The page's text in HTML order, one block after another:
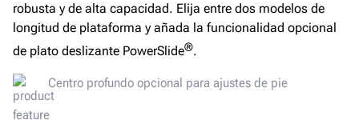
robusta y de alta capacidad. Elija entre dos modelos de
longitud de plataforma y añada la funcionalidad opcional
de plato deslizante PowerSlide®.
Centro profundo opcional para ajustes de pie